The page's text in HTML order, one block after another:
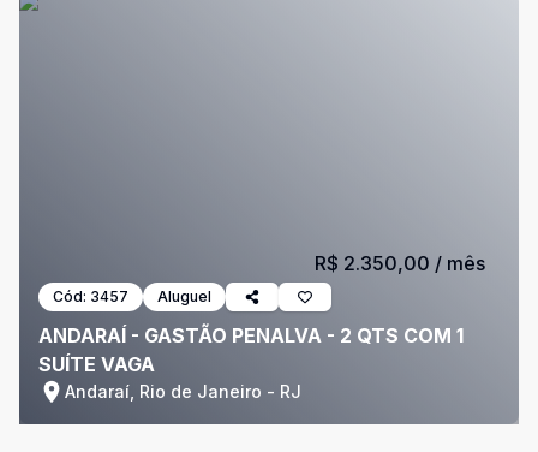
Cód: 3457 Aluguel
ANDARAÍ - GASTÃO PENALVA - 2 QTS COM 1
SUÍTE VAGA
Andaraí, Rio de Janeiro - RJ
R$ 2.350,00 / mês